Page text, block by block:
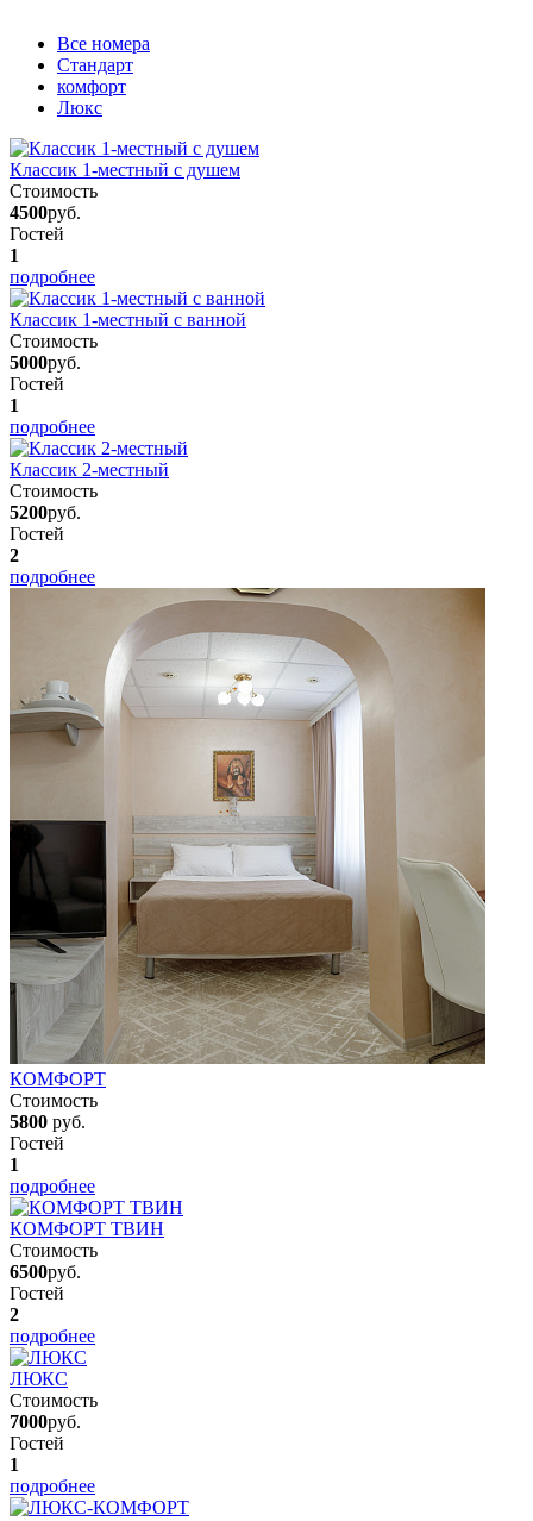
Вcе номера
Стандарт
комфорт
Люкс
Классик 1-местный с душем
Стоимость
4500руб.
Гостей
1
подробнее
Классик 1-местный с ванной
Стоимость
5000руб.
Гостей
1
подробнее
Классик 2-местный
Стоимость
5200руб.
Гостей
2
подробнее
КОМФОРТ
Стоимость
5800 руб.
Гостей
1
подробнее
КОМФОРТ ТВИН
Стоимость
6500руб.
Гостей
2
подробнее
ЛЮКС
Стоимость
7000руб.
Гостей
1
подробнее